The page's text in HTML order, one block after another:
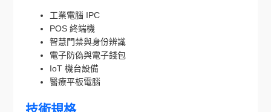
工業電腦 IPC
POS 終端機
智慧門禁與身份辨識
電子防偽與電子錢包
IoT 機台設備
醫療平板電腦
技術規格